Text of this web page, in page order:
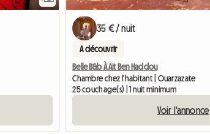
35 € / nuit
A découvrir
Belle B&b À Ait Ben Haddou
Chambre chez l'habitant | Ouarzazate
25 couchage(s) | 1 nuit minimum
Voir l'annonce